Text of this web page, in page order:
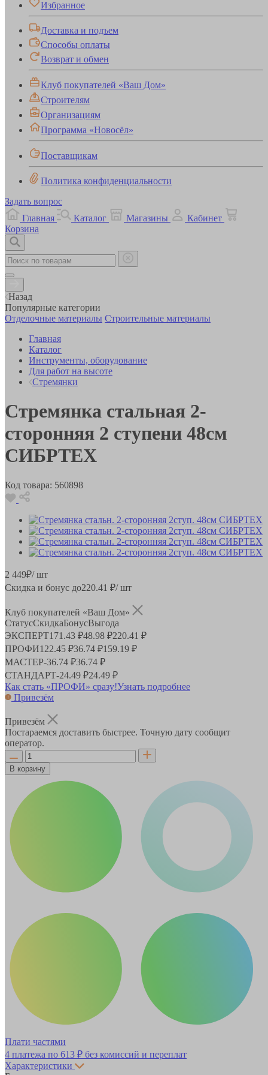
Избранное
Доставка и подъем
Способы оплаты
Возврат и обмен
Клуб покупателей «Ваш Дом»
Строителям
Организациям
Программа «Новосёл»
Поставщикам
Политика конфиденциальности
Задать вопрос
Главная
Каталог Магазины
Кабинет
Корзина
Назад
Популярные категории
Отделочные материалы Строительные материалы
Главная
Каталог
Инструменты, оборудование
Для работ на высоте
Стремянки
Стремянка стальная 2-
сторонняя 2 ступени 48см
СИБРТЕХ
Код товара: 560898
2 449₽/ шт
Скидка и бонус до220.41 ₽/ шт
Клуб покупателей «Ваш Дом»
СтатусСкидкаБонусВыгода
ЭКСПЕРТ171.43 ₽48.98 ₽220.41 ₽
ПРОФИ122.45 ₽36.74 ₽159.19 ₽
МАСТЕР-36.74 ₽36.74 ₽
СТАНДАРТ-24.49 ₽24.49 ₽
Как стать «ПРОФИ» сразу!Узнать подробнее
Привезём
Привезём
Постараемся доставить быстрее. Точную дату сообщит
оператор.
В корзину
Плати частями
4 платежа по 613 ₽ без комиссий и переплат
Характеристики